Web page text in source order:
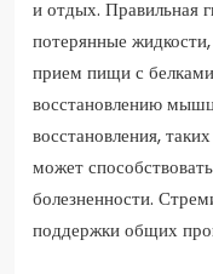
и отдых. Правильная
потерянные
прием пищи с
восстановлению
восстановления,
может
болезненности.
поддержки общих